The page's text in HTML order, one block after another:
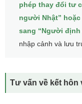
phép thay đổi tư
người Nhật”
sang “Người định
nhập cảnh và lưu
Tư vấn về kết hôn